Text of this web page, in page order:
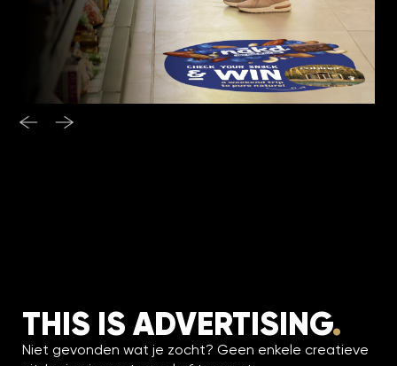
THIS IS ADVERTISING.
Niet gevonden wat je zocht? Geen enkele creatieve